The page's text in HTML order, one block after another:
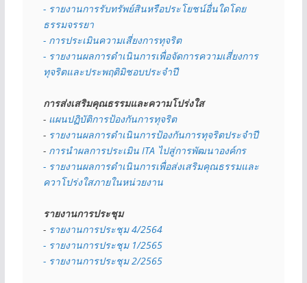
- รายงานการรับทรัพย์สินหรือประโยชน์อื่นใดโดย
ธรรมจรรยา
- การประเมินความเสี่ยงการทุจริต
- รายงานผลการดำเนินการเพื่อจัดการความเสี่ยงการ
ทุจริตและประพฤติมิชอบประจำปี
การส่งเสริมคุณธรรมและความโปร่งใส
- แผนปฏิบัติการป้องกันการทุจริต
- รายงานผลการดำเนินการป้องกันการทุจริตประจำปี
- การนำผลการประเมิน ITA ไปสู่การพัฒนาองค์กร
- รายงานผลการดำเนินการเพื่อส่งเสริมคุณธรรมและ
ควาโปร่งใสภายในหน่วยงาน
รายงานการประชุม
- รายงานการประชุม 4/2564
- รายงานการประชุม 1/2565
- รายงานการประชุม 2/2565